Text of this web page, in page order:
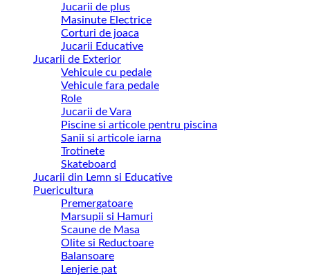
Jucarii de plus
Masinute Electrice
Corturi de joaca
Jucarii Educative
Jucarii de Exterior
Vehicule cu pedale
Vehicule fara pedale
Role
Jucarii de Vara
Piscine si articole pentru piscina
Sanii si articole iarna
Trotinete
Skateboard
Jucarii din Lemn si Educative
Puericultura
Premergatoare
Marsupii si Hamuri
Scaune de Masa
Olite si Reductoare
Balansoare
Lenjerie pat